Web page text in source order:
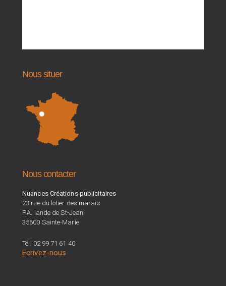
Nous situer
Nous contacter
Nuances Créations publicitaires
23 rue du lotier des marais
P.A. lande de St-Jean
35600 Sainte-Marie
Tél. 02 99 71 61 40
Ecrivez-nous